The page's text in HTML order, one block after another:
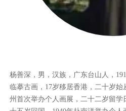
杨善深，男，汉族，广东台山人，
临摹古画，17岁移居香港，二十岁
州首次举办个人画展，二十二岁留学